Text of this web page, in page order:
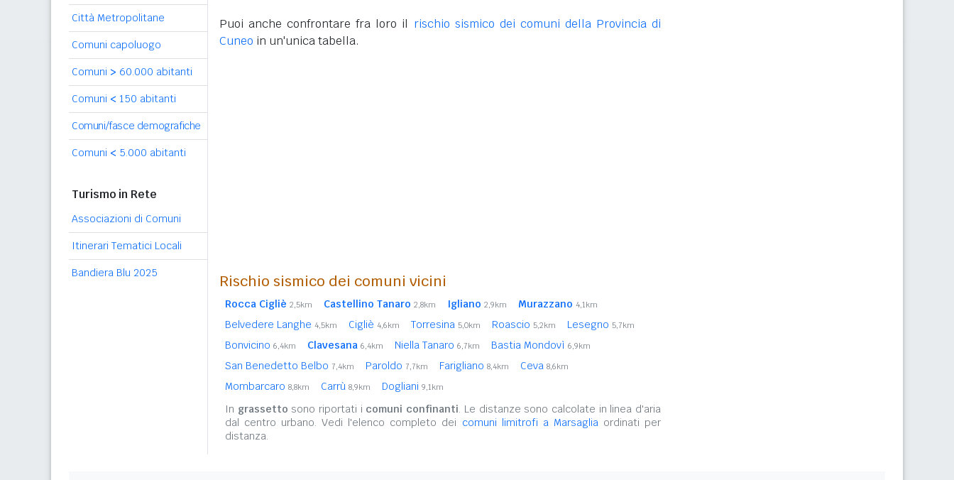
Città Metropolitane
Comuni capoluogo
Comuni > 60.000 abitanti
Comuni < 150 abitanti
Comuni/fasce demografiche
Comuni < 5.000 abitanti
Turismo in Rete
Associazioni di Comuni
Itinerari Tematici Locali
Bandiera Blu 2025
Puoi anche confrontare fra loro il rischio sismico dei comuni della Provincia di
Cuneo in un'unica tabella.
Rischio sismico dei comuni vicini
Rocca Cigliè 2,5km Castellino Tanaro 2,8km Igliano 2,9km Murazzano 4,1km
Belvedere Langhe 4,5km Cigliè 4,6km Torresina 5,0km Roascio 5,2km Lesegno 5,7km
Bonvicino 6,4km Clavesana 6,4km Niella Tanaro 6,7km Bastia Mondovì 6,9km
San Benedetto Belbo 7,4km Paroldo 7,7km Farigliano 8,4km Ceva 8,6km
Mombarcaro 8,8km Carrù 8,9km Dogliani 9,1km
In grassetto sono riportati i comuni confinanti. Le distanze sono calcolate in linea d'aria
dal centro urbano. Vedi l'elenco completo dei comuni limitrofi a Marsagliaordinati per
distanza.